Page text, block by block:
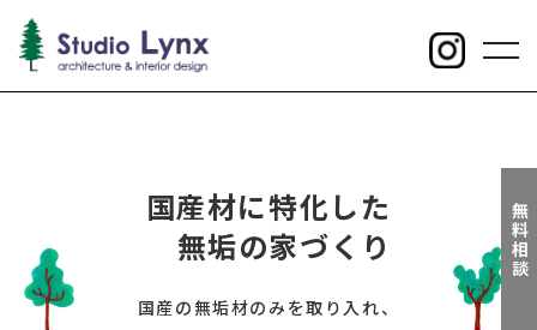
無料相談
国産材に特化した
無垢の家づくり
国産の無垢材のみを取り入れ、